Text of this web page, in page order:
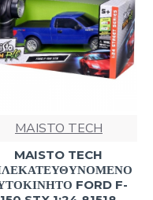
MAISTO TECH
MAISTO TECH
FORD F-